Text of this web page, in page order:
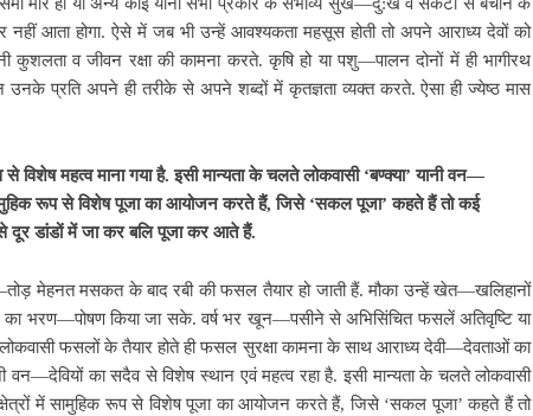
आता होगा. ऐसे में जब भी उन्हें आवश्यकता महसूस होती तो अपने आराध्य देवों को
व जीवन रक्षा की कामना करते. कृषि हो या पशु—पालन दोनों में ही भागीरथ
उनके प्रति अपने ही तरीके से अपने शब्दों में कृतज्ञता व्यक्त करते. ऐसा ही ज्येष्ठ मास
महत्व माना गया है. इसी मान्यता के चलते लोकवासी ‘बण्क्या’ यानी वन—
रूप से विशेष पूजा का आयोजन करते हैं, जिसे ‘सकल पूजा’ कहते हैं तो कई
से दूर डांडों में जा कर बलि पूजा कर आते हैं.
मेहनत मसकत के बाद रबी की फसल तैयार हो जाती हैं. मौका उन्हें खेत—खलिहानों
का भरण—पोषण किया जा सके. वर्ष भर खून—पसीने से अभिसिंचित फसलें अतिवृष्टि या
फसलों के तैयार होते ही फसल सुरक्षा कामना के साथ आराध्य देवी—देवताओं का
का सदैव से विशेष स्थान एवं महत्व रहा है. इसी मान्यता के चलते लोकवासी
में सामुहिक रूप से विशेष पूजा का आयोजन करते हैं, जिसे ‘सकल पूजा’ कहते हैं तो